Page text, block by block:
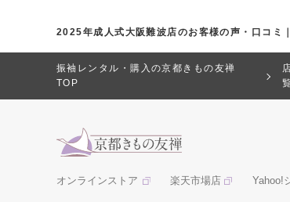
2025年成人式大阪難波店のお客様の声・口コミ
振袖レンタル・購入の京都きもの友禅
TOP
オンラインストア 楽天市場店 Yahoo!